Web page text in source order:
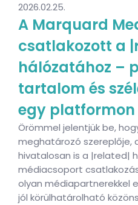
2026.02.25.
A Marquard
csatlakozott a
hálózatához –
tartalom és
egy platformon
Örömmel jelentjük be,
meghatározó szereplője,
hivatalosan is a |related|
médiacsoport
olyan médiapartnerekkel
jól körülhatárolható